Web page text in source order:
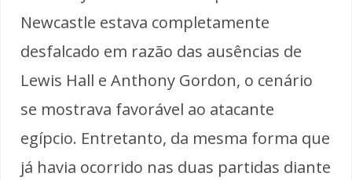
Newcastle estava completamente
desfalcado em razão das ausências de
Lewis Hall e Anthony Gordon, o cenário
se mostrava favorável ao atacante
egípcio. Entretanto, da mesma forma que
já havia ocorrido nas duas partidas diante